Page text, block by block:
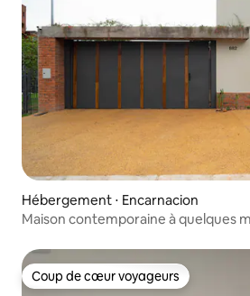
Hébergement ⋅ Encarnacion
Maison contemporaine à quelques
Coup de cœur voyageurs
Coup de cœur voyageurs